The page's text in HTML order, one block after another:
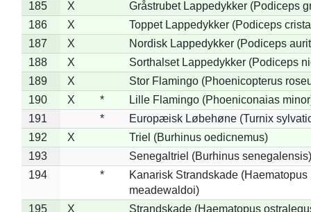
185
X
Gråstrubet Lappedykker (Podiceps
186
X
Toppet Lappedykker (Podiceps
187
X
Nordisk Lappedykker (Podiceps
188
X
Sorthalset Lappedykker (Podiceps
189
X
Stor Flamingo (Phoenicopterus
190
X *
Lille Flamingo (Phoeniconaias
191
*
Europæisk Løbehøne (Turnix
192
X
Triel (Burhinus oedicnemus)
193
Senegaltriel (Burhinus senegalensis)
194
*
Kanarisk Strandskade (Haematopus
meadewaldoi)
195
X
Strandskade (Haematopus